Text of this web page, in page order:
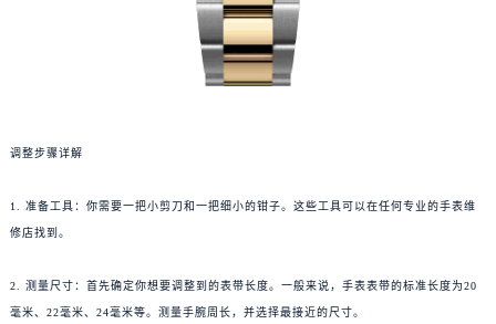
调整步骤详解
1. 准备工具：你需要一把小剪刀和一把细小的钳子。这些工具可以在任何专业的手表维
修店找到。
2. 测量尺寸：首先确定你想要调整到的表带长度。一般来说，手表表带的标准长度为20
毫米、22毫米、24毫米等。测量手腕周长，并选择最接近的尺寸。